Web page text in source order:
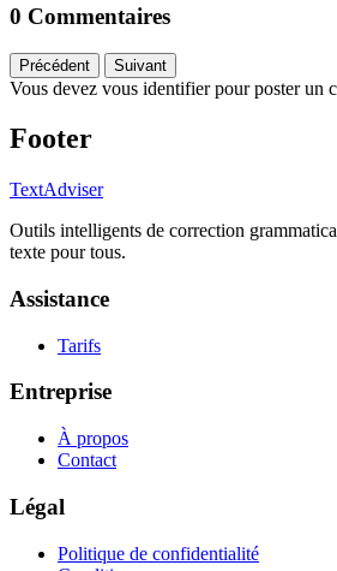
0 Commentaires
Précédent Suivant
Vous devez vous identifier pour poster un
Footer
TextAdviser
Outils intelligents de correction
texte pour tous.
Assistance
Tarifs
Entreprise
À propos
Contact
Légal
Politique de confidentialité